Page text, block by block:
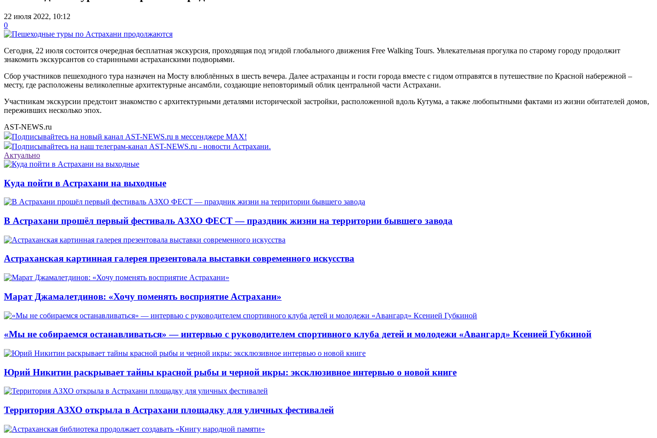
22 июля 2022, 10:12
0
Сегодня, 22 июля состоится очередная бесплатная экскурсия, проходящая под эгидой глобального движения Free Walking Tours. Увлекательная прогулка по старому городу продолжит
знакомить экскурсантов со старинными астраханскими подворьями.
Сбор участников пешеходного тура назначен на Мосту влюблённых в шесть вечера. Далее астраханцы и гости города вместе с гидом отправятся в путешествие по Красной набережной –
месту, где расположены великолепные архитектурные ансамбли, создающие неповторимый облик центральной части Астрахани.
Участникам экскурсии предстоит знакомство с архитектурными деталями исторической застройки, расположенной вдоль Кутума, а также любопытными фактами из жизни обитателей домов,
переживших несколько эпох.
AST-NEWS.ru
Подписывайтесь на новый канал AST-NEWS.ru в мессенджере MAX!
Подписывайтесь на наш телеграм-канал AST-NEWS.ru - новости Астрахани.
Актуально
Куда пойти в Астрахани на выходные
В Астрахани прошёл первый фестиваль АЗХО ФЕСТ — праздник жизни на территории бывшего завода
Астраханская картинная галерея презентовала выставки современного искусства
Марат Джамалетдинов: «Хочу поменять восприятие Астрахани»
«Мы не собираемся останавливаться» — интервью с руководителем спортивного клуба детей и молодежи «Авангард» Ксенией Губкиной
Юрий Никитин раскрывает тайны красной рыбы и черной икры: эксклюзивное интервью о новой книге
Территория АЗХО открыла в Астрахани площадку для уличных фестивалей